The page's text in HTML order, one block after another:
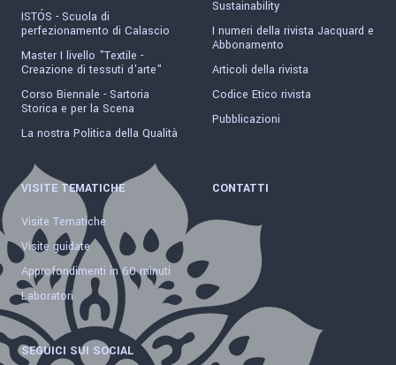
ISTÓS - Scuola di
perfezionamento di Calascio
Master I livello "Textile -
Creazione di tessuti d'arte"
Corso Biennale - Sartoria
Storica e per la Scena
La nostra Politica della Qualità
Sustainability
I numeri della rivista Jacquard e
Abbonamento
Articoli della rivista
Codice Etico rivista
Pubblicazioni
VISITE TEMATICHE
Visite Tematiche
Visite guidate
Approfondimenti in 60 minuti
Laboratori
CONTATTI
SEGUICI SUI SOCIAL